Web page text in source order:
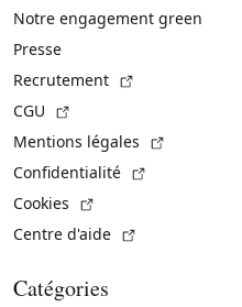
Notre engagement green
Presse
Recrutement
CGU
Mentions légales
Confidentialité
Cookies
Centre d'aide
Catégories